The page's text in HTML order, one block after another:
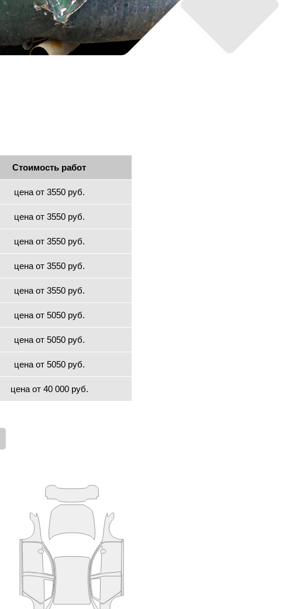
Стоимость работ
цена от 3550 руб.
цена от 3550 руб.
цена от 3550 руб.
цена от 3550 руб.
цена от 3550 руб.
цена от 5050 руб.
цена от 5050 руб.
цена от 5050 руб.
цена от 40 000 руб.